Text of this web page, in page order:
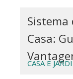
Sistema
Casa:
CASA E